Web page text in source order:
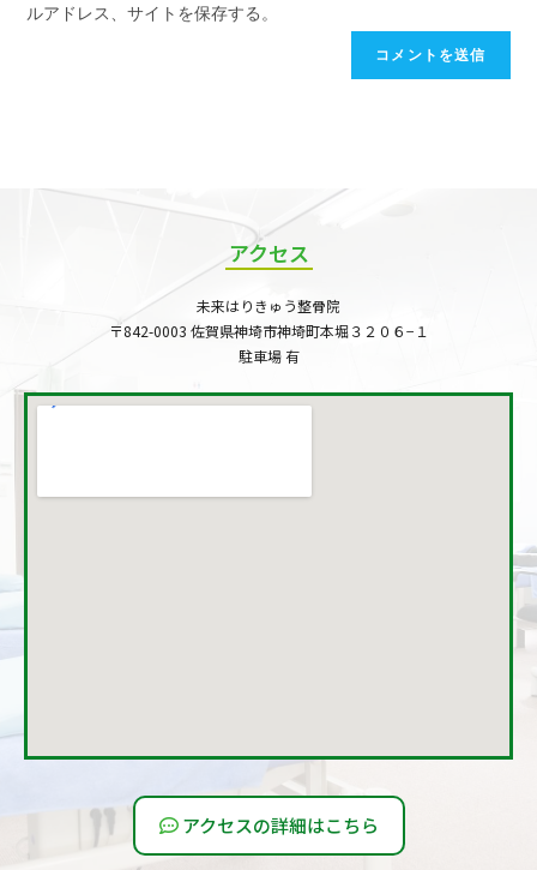
ルアドレス、サイトを保存する。
アクセス
未来はりきゅう整骨院
〒842-0003 佐賀県神埼市神埼町本堀３２０６−１
駐車場 有
アクセスの詳細はこちら